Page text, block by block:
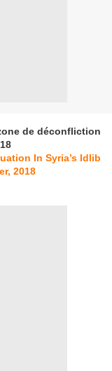
de déconfliction
In Syria’s Idlib
2018